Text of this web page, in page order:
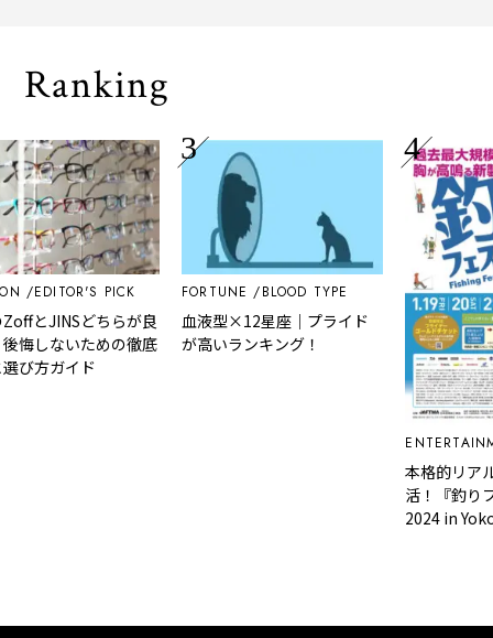
Ranking
PICK
JINSどちらが良
ないための徹底
ガイド
FORTUNE BLOOD TYPE
血液型×12星座｜プライド
が高いランキング！
ENTERTAINMENT
本格的リアル開
活！『釣りフェ
2024 in